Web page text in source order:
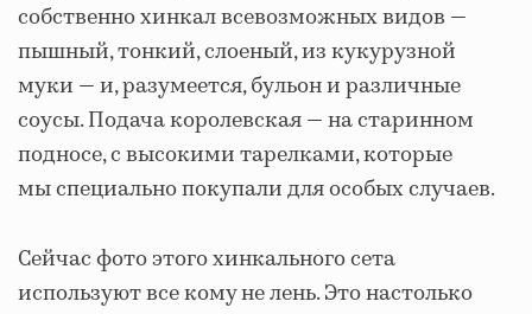
собственно хинкал всевозможных видов —
пышный, тонкий, слоеный, из кукурузной
муки — и, разумеется, бульон и различные
соусы. Подача королевская — на старинном
подносе, с высокими тарелками, которые
мы специально покупали для особых случаев.
Сейчас фото этого хинкального сета
используют все кому не лень. Это настолько